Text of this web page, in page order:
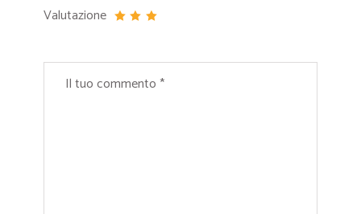
Valutazione